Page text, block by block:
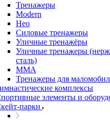
Тренажеры
Modern
Нео
Силовые тренажеры
Уличные тренажёры
Уличные тренажеры
сталь)
ММА
Тренажеры для
комплексы
элементы и
парки